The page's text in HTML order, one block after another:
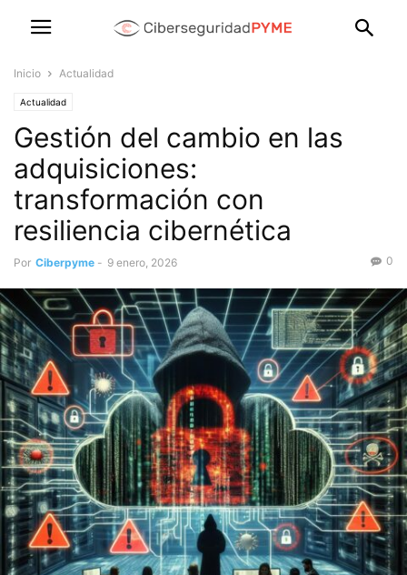
Inicio Actualidad
Actualidad
Gestión del cambio en las
adquisiciones:
transformación con
resiliencia cibernética
Por Ciberpyme - 9 enero, 2026 0